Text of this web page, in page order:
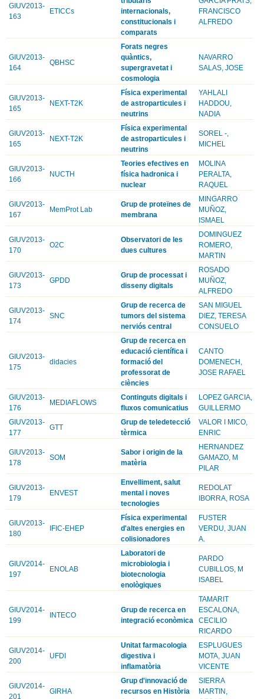
GIUV2013-
163
ETICCs
internacionals,
constitucionals i
comparats
FRANCISCO
ALFREDO
GIUV2013-
164
QBHSC
Forats negres
quàntics,
supergravetat i
cosmologia
NAVARRO
SALAS, JOSE
GIUV2013-
165
NEXT-T2K
Física experimental
de astroparticules i
neutrins
YAHLALI
HADDOU,
NADIA
GIUV2013-
165
NEXT-T2K
Física experimental
de astroparticules i
neutrins
SOREL -,
MICHEL
GIUV2013-
166
NUCTH
Teories efectives en
física hadronica i
nuclear
MOLINA
PERALTA,
RAQUEL
GIUV2013-
167
MemProt Lab
Grup de proteïnes de
membrana
MINGARRO
MUÑOZ,
ISMAEL
GIUV2013-
170
O2C
Observatori de les
dues cultures
DOMINGUEZ
ROMERO,
MARTIN
GIUV2013-
173
GPDD
Grup de processat i
disseny digitals
ROSADO
MUÑOZ,
ALFREDO
GIUV2013-
174
SNC
Grup de recerca de
tumors del sistema
nerviós central
SAN MIGUEL
DIEZ, TERESA
CONSUELO
GIUV2013-
175
didacies
Grup de recerca en
educació científica i
formació del
professorat de
ciències
CANTO
DOMENECH,
JOSE RAFAEL
GIUV2013-
176
MEDIAFLOWS
Continguts digitals i
fluxos comunicatius
LOPEZ GARCIA,
GUILLERMO
GIUV2013-
177
GTT
Grup de teledetecció
tèrmica
VALOR I MICO,
ENRIC
GIUV2013-
178
SOM
Sabor i origin de la
matèria
HERNANDEZ
GAMAZO, M
PILAR
GIUV2013-
179
ENVEST
Envelliment, salut
mental i noves
tecnologies
REDOLAT
IBORRA, ROSA
GIUV2013-
180
IFIC-EHEP
Física experimental
d'altes energies en
colisionadores
FUSTER
VERDU, JUAN
A.
GIUV2014-
197
ENOLAB
Laboratori de
microbiologia i
biotecnologia
enològiques
PARDO
CUBILLOS, M
ISABEL
GIUV2014-
199
INTECO
Grup de recerca en
integració econòmica
TAMARIT
ESCALONA,
CECILIO
RICARDO
GIUV2014-
200
UFDI
Unitat farmacologia
digestiva i
inflamatòria
ESPLUGUES
MOTA, JUAN
VICENTE
GIUV2014-
201
GIRHA
Grup d'innovació de
recursos en Història
SIERRA
MARTIN,